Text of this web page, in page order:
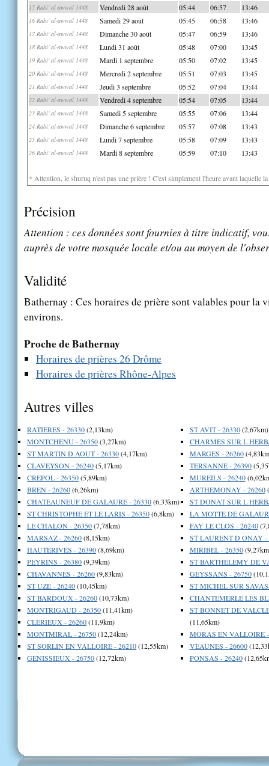
15 Rabi' al-awwal 1448 Vendredi 28 août 05:44 06:57 13:46
16 Rabi' al-awwal 1448 Samedi 29 août 05:45 06:58 13:46
17 Rabi' al-awwal 1448 Dimanche 30 août 05:47 06:59 13:46
18 Rabi' al-awwal 1448 Lundi 31 août 05:48 07:00 13:45
19 Rabi' al-awwal 1448 Mardi 1 septembre 05:50 07:02 13:45
20 Rabi' al-awwal 1448 Mercredi 2 septembre 05:51 07:03 13:45
21 Rabi' al-awwal 1448 Jeudi 3 septembre 05:52 07:04 13:44
22 Rabi' al-awwal 1448 Vendredi 4 septembre 05:54 07:05 13:44
23 Rabi' al-awwal 1448 Samedi 5 septembre 05:55 07:06 13:44
24 Rabi' al-awwal 1448 Dimanche 6 septembre 05:57 07:08 13:43
25 Rabi' al-awwal 1448 Lundi 7 septembre 05:58 07:09 13:43
26 Rabi' al-awwal 1448 Mardi 8 septembre 05:59 07:10 13:43
* Attention, le shuruq n'est pas une prière ! C'est simplement l'heure avant laquelle
Précision
Attention : ces données sont fournies à titre indicatif,
auprès de votre mosquée locale et/ou au moyen de
Validité
Bathernay : Ces horaires de prière sont valables pour la
environs.
Proche de Bathernay
Horaires de prières 26 Drôme
Horaires de prières Rhône-Alpes
Autres villes
RATIERES - 26330(2,13km)
MONTCHENU - 26350(3,27km)
ST MARTIN D AOUT - 26330(4,17km)
CLAVEYSON - 26240(5,17km)
CREPOL - 26350(5,89km)
BREN - 26260(6,26km)
CHATEAUNEUF DE GALAURE - 26330(6,33km)
ST CHRISTOPHE ET LE LARIS - 26350(6,8km)
LE CHALON - 26350(7,78km)
MARSAZ - 26260(8,15km)
HAUTERIVES - 26390(8,69km)
PEYRINS - 26380(9,39km)
CHAVANNES - 26260(9,83km)
ST UZE - 26240(10,45km)
ST BARDOUX - 26260(10,73km)
MONTRIGAUD - 26350(11,41km)
CLERIEUX - 26260(11,9km)
MONTMIRAL - 26750(12,24km)
ST SORLIN EN VALLOIRE - 26210(12,55km)
GENISSIEUX - 26750(12,72km)
ST AVIT - 26330(2,67km)
CHARMES SUR L
MARGES - 26260
TERSANNE - 26390
MUREILS - 26240
ARTHEMONAY - 26260
ST DONAT SUR L
LA MOTTE DE
FAY LE CLOS - 26240
ST LAURENT D ONAY -
MIRIBEL - 26350
ST BARTHELEMY DE
GEYSSANS - 26750
ST MICHEL SUR
CHANTEMERLE LES
ST BONNET DE
(11,65km)
MORAS EN VALLOIRE
VEAUNES - 26600
PONSAS - 26240